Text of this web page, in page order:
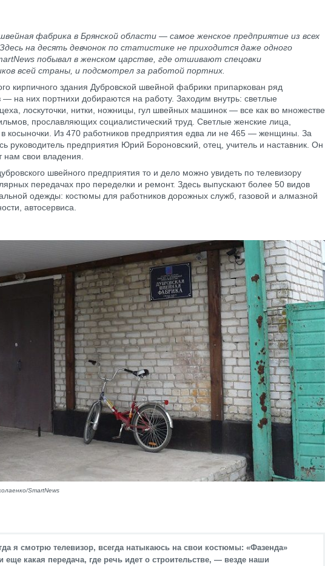
фабрика в Брянской области — самое женское предприятие из всех
на десять девчонок по статистике не приходится даже одного
побывал в женском царстве, где отшивают спецовки
всей страны, и подсмотрел за работой портних.
кирпичного здания Дубровской швейной фабрики припаркован ряд
— на них портнихи добираются на работу. Заходим внутрь: светлые
лоскуточки, нитки, ножницы, гул швейных машинок — все как во множестве
прославляющих социалистический труд. Светлые женские лица,
косыночки. Из 470 работников предприятия едва ли не 465 — женщины. За
руководитель предприятия Юрий Бороновский, отец, учитель и наставник. Он
нам свои владения.
швейного предприятия то и дело можно увидеть по телевизору
передачах про переделки и ремонт. Здесь выпускают более 50 видов
одежды: костюмы для работников дорожных служб, газовой и алмазной
автосервиса.
SmartNews
я смотрю телевизор, всегда натыкаюсь на свои костюмы: «Фазенда»
еще какая передача, где речь идет о строительстве, — везде наши